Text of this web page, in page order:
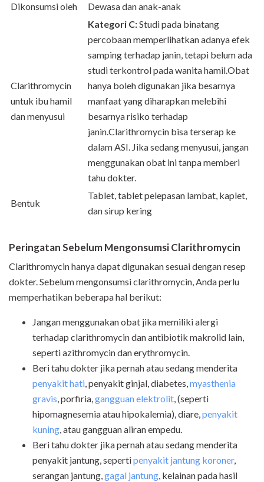
Dikonsumsi oleh
Dewasa dan anak-anak
Clarithromycin
untuk ibu hamil
dan menyusui
Kategori C:Studi pada binatang
percobaan memperlihatkan adanya efek
samping terhadap janin, tetapi belum ada
studi terkontrol pada wanita hamil.Obat
hanya boleh digunakan jika besarnya
manfaat yang diharapkan melebihi
besarnya risiko terhadap
janin.Clarithromycin bisa terserap ke
dalam ASI. Jika sedang menyusui, jangan
menggunakan obat ini tanpa memberi
tahu dokter.
Bentuk
Tablet, tablet pelepasan lambat, kaplet,
dan sirup kering
Peringatan Sebelum Mengonsumsi Clarithromycin
Clarithromycin hanya dapat digunakan sesuai dengan resep
dokter. Sebelum mengonsumsi clarithromycin, Anda perlu
memperhatikan beberapa hal berikut:
Jangan menggunakan obat jika memiliki alergi
terhadap clarithromycin dan antibiotik makrolid lain,
seperti azithromycin dan erythromycin.
Beri tahu dokter jika pernah atau sedang menderita
penyakit hati, penyakit ginjal, diabetes,myasthenia
gravis, porfiria,gangguan elektrolit, (seperti
hipomagnesemia atau hipokalemia), diare,penyakit
kuning, atau gangguan aliran empedu.
Beri tahu dokter jika pernah atau sedang menderita
penyakit jantung, sepertipenyakit jantung koroner,
serangan jantung,gagal jantung, kelainan pada hasil